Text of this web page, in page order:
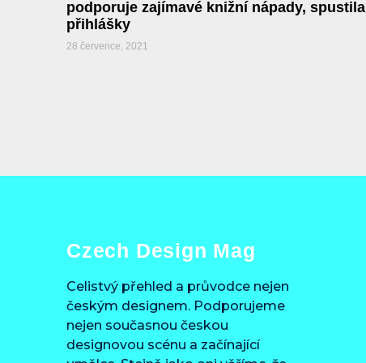
podporuje zajímavé knižní nápady, spustila
přihlášky
28 července, 2021
Czech Design Mag
Celistvý přehled a průvodce nejen
českým designem. Podporujeme
nejen současnou českou
designovou scénu a začínající